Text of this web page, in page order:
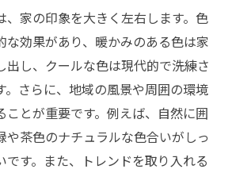
おけるカラープランニングの基
壁塗装のトレンドデザイン
新のトレンドデザイン紹介
すためのデザインテクニック
つモダンなデザインアイデア
、家の印象を大きく左右します。色
な効果があり、暖かみのある色は家
出し、クールな色は現代的で洗練さ
。さらに、地域の風景や周囲の環境
ことが重要です。例えば、自然に囲
や茶色のナチュラルな色合いがしっ
です。また、トレンドを取り入れる